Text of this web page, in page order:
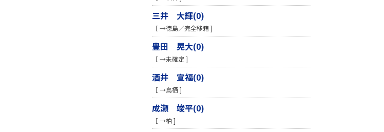
三井 大輝(0)
［ →徳島／完全移籍 ]
豊田 晃大(0)
［ →未確定 ]
酒井 宣福(0)
［ →鳥栖 ]
成瀬 竣平(0)
［ →柏 ]